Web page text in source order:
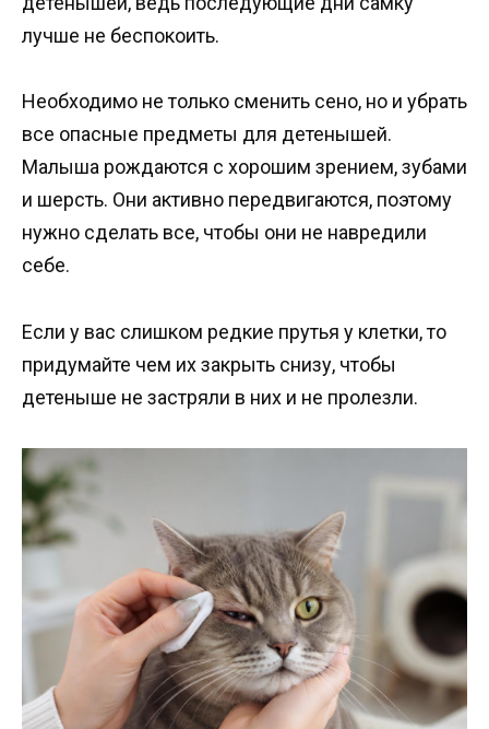
лучше не беспокоить.
Необходимо не только сменить сено, но и убрать
все опасные предметы для детенышей.
Малыша рождаются с хорошим зрением, зубами
и шерсть. Они активно передвигаются, поэтому
нужно сделать все, чтобы они не навредили
себе.
Если у вас слишком редкие прутья у клетки, то
придумайте чем их закрыть снизу, чтобы
детеныше не застряли в них и не пролезли.